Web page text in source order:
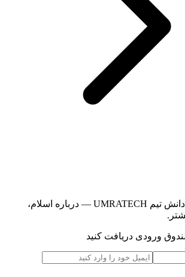
بینش‌ها، داستان‌ها و دانش تیم UMRATECH — درباره اسلام،
ورودی دریافت کنید